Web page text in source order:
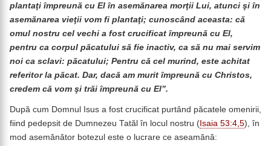
plantaţi împreună cu El în asemănarea morţii Lui, atunci şi în
asemănarea vieţii vom fi plantaţi; cunoscând aceasta: că
omul nostru cel vechi a fost crucificat împreună cu El,
pentru ca corpul păcatului să fie inactiv, ca să nu mai servim
noi ca sclavi: păcatului; Pentru că cel murind, este achitat
referitor la păcat. Dar, dacă am murit împreună cu Christos,
credem că vom şi trăi împreună cu El”.
După cum Domnul Isus a fost crucificat purtând păcatele omenirii,
fiind pedepsit de Dumnezeu Tatăl în locul nostru ( Isaia 53:4,5), în
mod asemănător botezul este o lucrare ce aseamănă: